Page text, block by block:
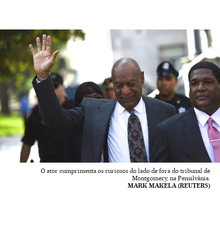
O ator cumprimenta os curiosos do lado de fora do tribunal de
Montgomery, na Pensilvânia.
MARK MAKELA (REUTERS)